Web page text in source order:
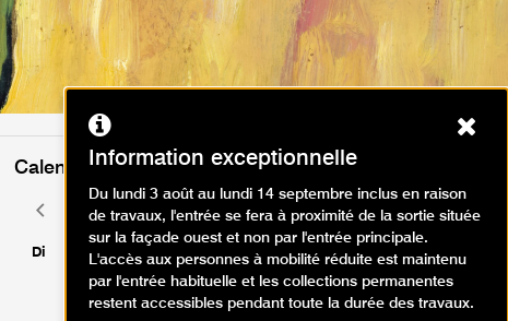
Calendrier des événements
août 2026
Di Lu Ma Ve Sa
1
Mois
précédent
Mois
suivant
Information exceptionnelle
Du lundi 3 août au lundi 14 septembre inclus en raison
de travaux, l'entrée se fera à proximité de la sortie située
sur la façade ouest et non par l'entrée principale.
L'accès aux personnes à mobilité réduite est maintenu
par l'entrée habituelle et les collections permanentes
restent accessibles pendant toute la durée des travaux.